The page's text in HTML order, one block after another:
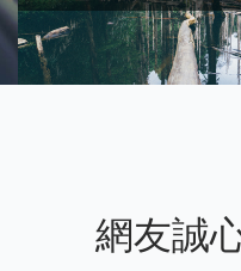
網友誠